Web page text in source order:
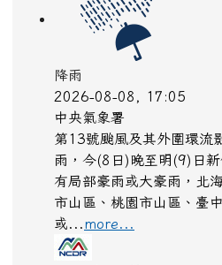
降雨
2026-08-08, 17:05
中央氣象署
第13號颱風及其外圍環流
雨，今(8日)晚至明(9)日
有局部豪雨或大豪雨，北
市山區、桃園市山區、臺
或... more...